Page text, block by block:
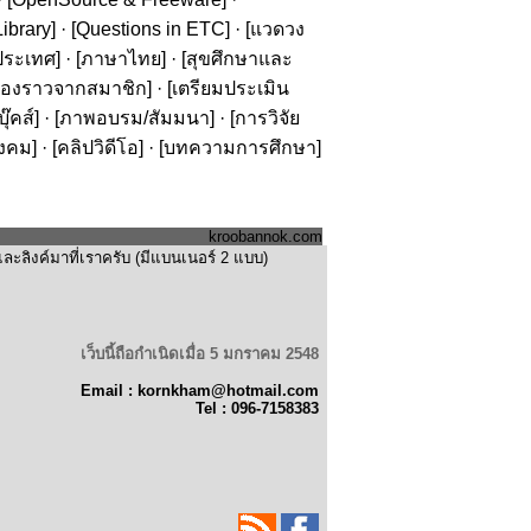
] · [Questions in ETC] · [แวดวง
ะเทศ] · [ภาษาไทย] · [สุขศึกษาและ
องราวจากสมาชิก] · [เตรียมประเมิน
คส์] · [ภาพอบรม/สัมมนา] · [การวิจัย
คม] · [คลิปวิดีโอ] · [บทความการศึกษา]
kroobannok.com
ลิงค์มาที่เราครับ (มีแบนเนอร์ 2 แบบ)
เว็บนี้ถือกำเนิดเมื่อ 5 มกราคม 2548
Email : kornkham@hotmail.com
Tel : 096-7158383